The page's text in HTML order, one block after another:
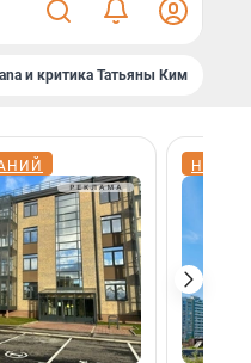
и критика Татьяны Ким